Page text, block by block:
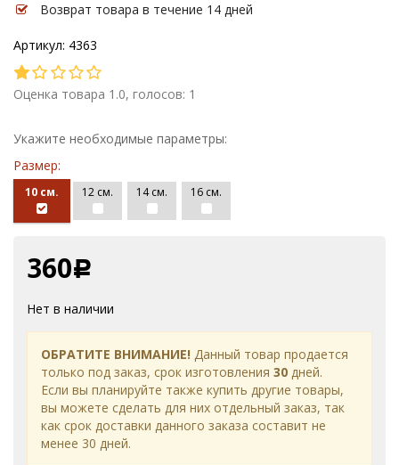
Возврат товара в течение 14 дней
Артикул: 4363
Оценка товара 1.0, голосов: 1
Укажите необходимые параметры:
Размер:
10 см. 12 см. 14 см. 16 см.
360Р
Нет в наличии
ОБРАТИТЕ ВНИМАНИЕ! Данный товар продается
только под заказ, срок изготовления 30 дней.
Если вы планируйте также купить другие товары,
вы можете сделать для них отдельный заказ, так
как срок доставки данного заказа составит не
менее 30 дней.